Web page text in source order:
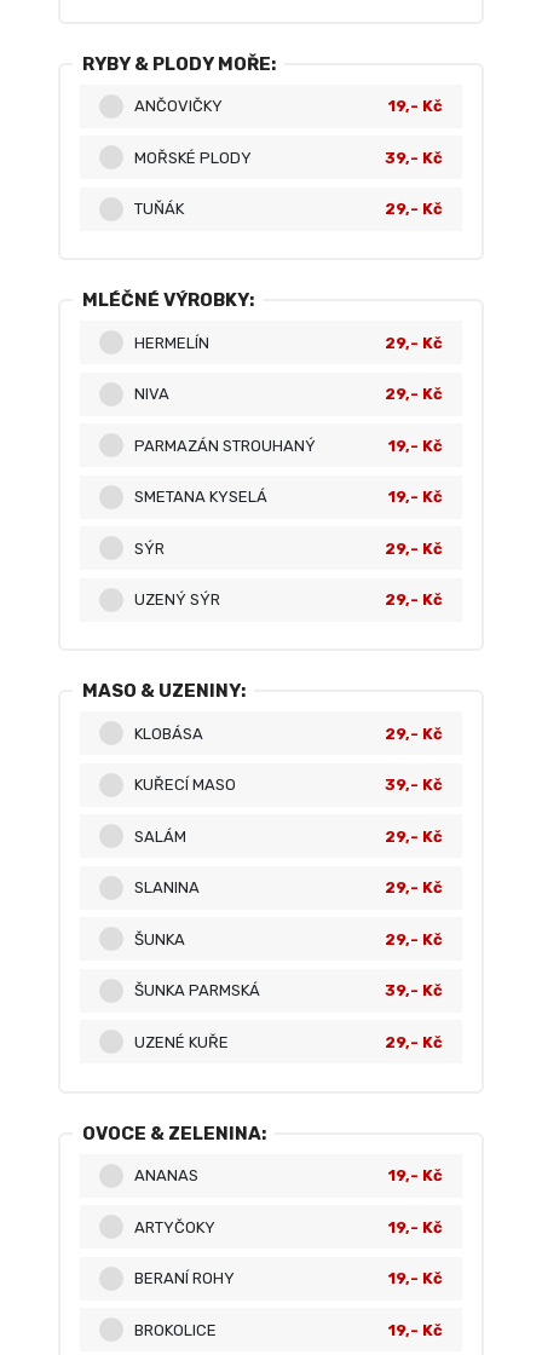
RYBY & PLODY MOŘE:
ANČOVIČKY 19,- Kč
MOŘSKÉ PLODY 39,- Kč
TUŇÁK 29,- Kč
MLÉČNÉ VÝROBKY:
HERMELÍN 29,- Kč
NIVA 29,- Kč
PARMAZÁN STROUHANÝ 19,- Kč
SMETANA KYSELÁ 19,- Kč
SÝR 29,- Kč
UZENÝ SÝR 29,- Kč
MASO & UZENINY:
KLOBÁSA 29,- Kč
KUŘECÍ MASO 39,- Kč
SALÁM 29,- Kč
SLANINA 29,- Kč
ŠUNKA 29,- Kč
ŠUNKA PARMSKÁ 39,- Kč
UZENÉ KUŘE 29,- Kč
OVOCE & ZELENINA:
ANANAS 19,- Kč
ARTYČOKY 19,- Kč
BERANÍ ROHY 19,- Kč
BROKOLICE 19,- Kč